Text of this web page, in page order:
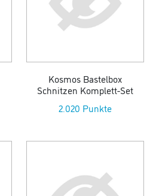
Kosmos Bastelbox
Schnitzen Komplett-Set
2.020 Punkte